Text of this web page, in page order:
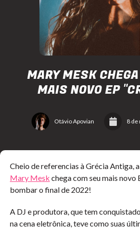
MARY MESK
MAIS NOVO EP
Otávio Apovian 8 de
Cheio de referencias à Grécia Antiga,
Mary Mesk chega com seu mais novo
bombar o final de 2022!
A DJ e produtora, que tem
na cena eletrônica, teve como suas